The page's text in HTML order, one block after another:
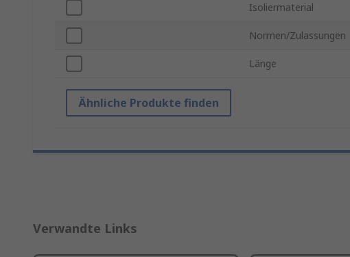
Isoliermaterial
Normen/Zulassungen
Länge
Ähnliche Produkte finden
Verwandte Links